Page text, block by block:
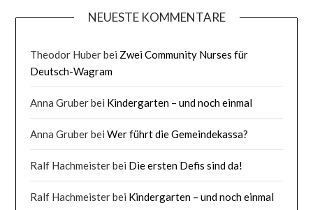
NEUESTE KOMMENTARE
Theodor Huberbei Zwei Community Nurses für
Deutsch-Wagram
Anna Gruberbei Kindergarten – und noch einmal
Anna GruberbeiWer führt die Gemeindekassa?
Ralf Hachmeisterbei Die ersten Defis sind da!
Ralf Hachmeisterbei Kindergarten – und noch einmal